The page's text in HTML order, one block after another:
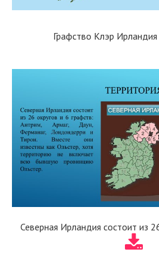
Графство Клэр Ирландия
Северная Ирландия состоит из